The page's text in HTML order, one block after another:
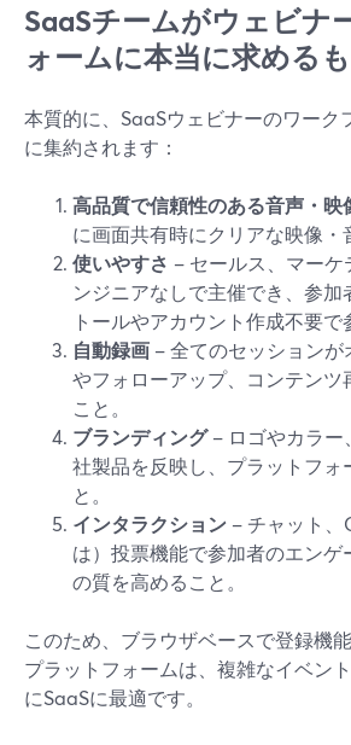
SaaSチームがウェビナ
ォームに本当に求める
本質的に、SaaSウェビナーのワーク
に集約されます：
高品質で信頼性のある音声・映
に画面共有時にクリアな映像・
使いやすさ – セールス、マー
ンジニアなしで主催でき、参加
トールやアカウント作成不要で
自動録画 – 全てのセッション
やフォローアップ、コンテンツ
こと。
ブランディング– ロゴやカラー
社製品を反映し、プラットフォ
と。
インタラクション – チャット、
は）投票機能で参加者のエンゲ
の質を高めること。
このため、ブラウザベースで登録機
プラットフォームは、複雑なイベン
にSaaSに最適です。